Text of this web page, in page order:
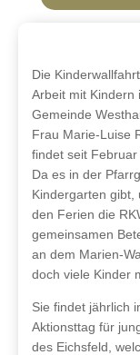
Die
Arbeit mit Kindern
Gemeinde
Frau Marie-Luise
findet seit Februar
Da es in der
Kindergarten gibt,
den Ferien die
gemeinsamen
an dem Marien-
doch viele Kinder
Sie findet jährlich
Aktionsttag für
des Eichsfeld,